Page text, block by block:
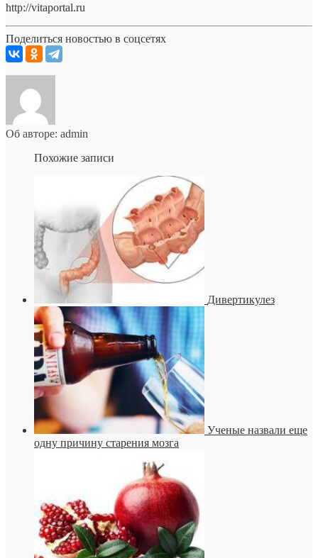
http://vitaportal.ru
Поделиться новостью в соцсетях
Об авторе: admin
Похожие записи
Дивертикулез
Ученые назвали еще
одну причину старения мозга